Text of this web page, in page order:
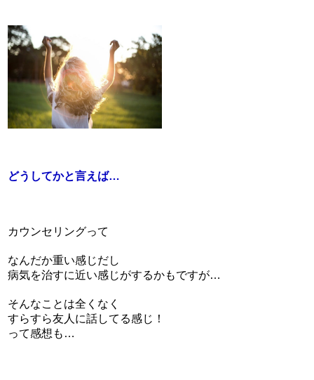
どうしてかと言えば…
カウンセリングって
なんだか重い感じだし
病気を治すに近い感じがするかもですが…
そんなことは全くなく
すらすら友人に話してる感じ！
って感想も…